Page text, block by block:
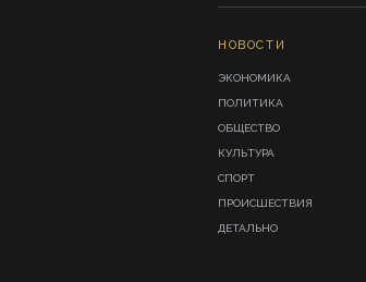
НОВОСТИ
ЭКОНОМИКА
ПОЛИТИКА
ОБЩЕСТВО
КУЛЬТУРА
СПОРТ
ПРОИСШЕСТВИЯ
ДЕТАЛЬНО